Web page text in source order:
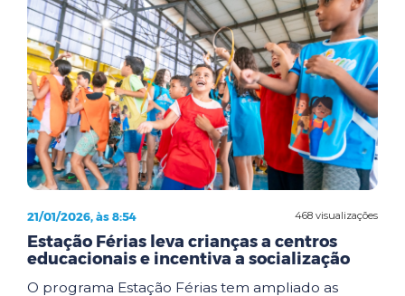
468 visualizações
21/01/2026, às 8:54
Estação Férias leva crianças a centros
educacionais e incentiva a socialização
O programa Estação Férias tem ampliado as